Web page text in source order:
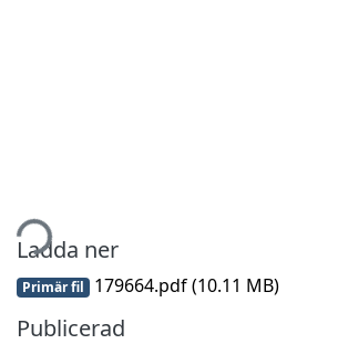
Ladda ner
Primär fil 179664.pdf(10.11 MB)
Publicerad